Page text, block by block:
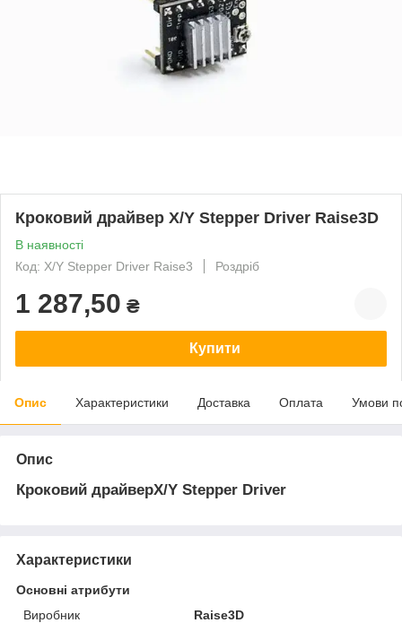
Кроковий драйвер X/Y Stepper Driver Raise3D
В наявності
Код: X/Y Stepper Driver Raise3
Роздріб
1 287,50 ₴
Купити
Опис Характеристики Доставка Оплата Умови
Опис
Кроковий драйверX/Y Stepper Driver
Характеристики
Основні атрибути
Виробник
Raise3D